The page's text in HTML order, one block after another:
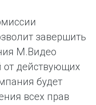
завершить
М.Видео
действующих
будет
всех прав